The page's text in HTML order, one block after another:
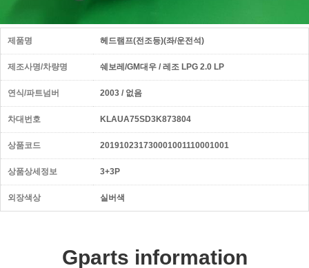
제품명 헤드램프(전조등)(좌/운전석)
제조사명/차량명 쉐보레/GM대우 / 레조 LPG 2.0 LP
연식/파트넘버 2003 / 없음
차대번호 KLAUA75SD3K873804
상품코드 201910231730001001110001001
상품상세정보 3+3P
외장색상 실버색
Gparts information